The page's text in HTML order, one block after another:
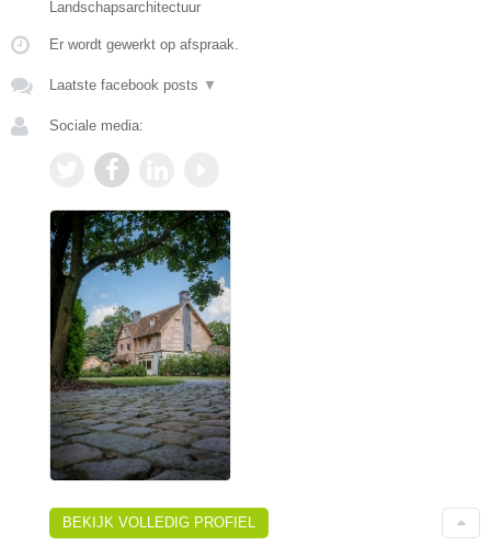
Landschapsarchitectuur
Er wordt gewerkt op afspraak.
Laatste facebook posts ▼
Sociale media:
BEKIJK VOLLEDIG PROFIEL